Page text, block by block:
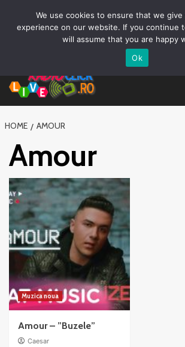
Promovare Artisti noi
Vrei sa
HOME AMOUR
Amour
Muzica noua
Amour – ”Buzele”
Caesar
We use cookies to ensure that we
experience on our website. If you continue
will assume that you are happy
Ok